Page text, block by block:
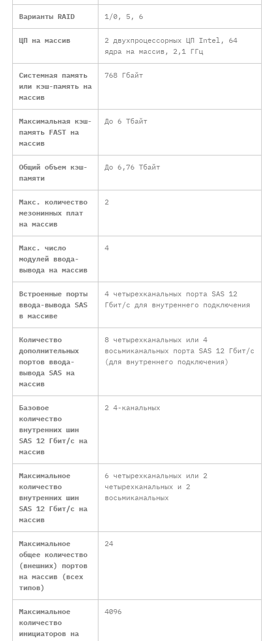
Варианты RAID 1/0, 5, 6
ЦП на массив
2 двухпроцессорных ЦП Intel, 64
ядра на массив, 2,1 ГГц
Системная память
или кэш-память на
массив
768 Гбайт
Максимальная кэш-
память FAST на
массив
До 6 Тбайт
Общий объем кэш-
памяти
До 6,76 Тбайт
Макс. количество
мезонинных плат
на массив
2
Макс. число
модулей ввода-
вывода на массив
4
Встроенные порты
ввода-вывода SAS
в массиве
4 четырехканальных порта SAS 12
Гбит/с для внутреннего подключения
Количество
дополнительных
портов ввода-
вывода SAS на
массив
8 четырехканальных или 4
восьмиканальных порта SAS 12 Гбит/с
(для внутреннего подключения)
Базовое
количество
внутренних шин
SAS 12 Гбит/с на
массив
2 4-канальных
Максимальное
количество
внутренних шин
SAS 12 Гбит/с на
массив
6 четырехканальных или 2
четырехканальных и 2
восьмиканальных
Максимальное
общее количество
(внешних) портов
на массив (всех
типов)
24
Максимальное
количество
инициаторов на
4096